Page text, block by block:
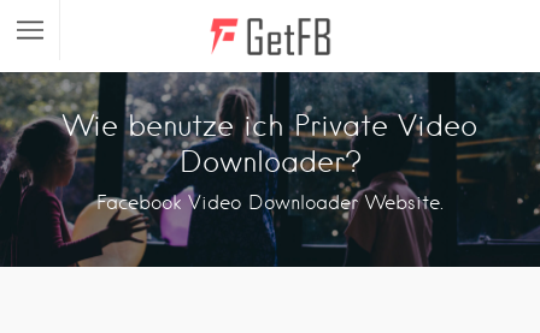
Wie benutze ich Private Video
Downloader?
Facebook Video Downloader Website.